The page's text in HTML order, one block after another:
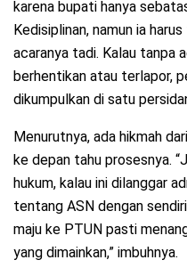
karena bupati hanya
Kedisiplinan, namun ia
acaranya tadi. Kalau tanpa
berhentikan atau terlapor,
dikumpulkan di satu
Menurutnya, ada hikmah
ke depan tahu prosesnya.
hukum, kalau ini dilanggar
tentang ASN dengan
maju ke PTUN pasti
yang dimainkan,” imbuhnya.